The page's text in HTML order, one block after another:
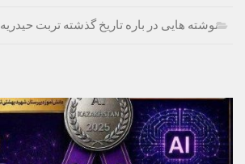
نوشته هایی در باره تاریخ گذشته تربت حیدریه